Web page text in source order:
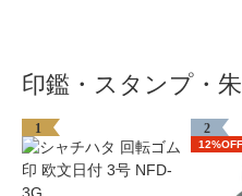
印鑑・スタンプ・
1 2
12%OFF